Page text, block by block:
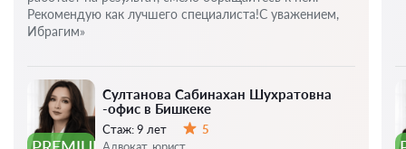
Султанова Сабинахан Шухратовна
-офис в Бишкеке
Стаж:9 лет
Оценка:
5
Рекомендую как лучшего специалиста!С уважением,
Ибрагим»